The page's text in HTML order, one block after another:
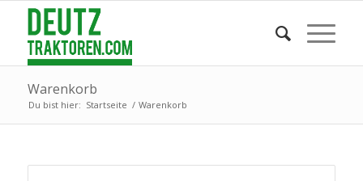
Warenkorb
Du bist hier: Startseite / Warenkorb